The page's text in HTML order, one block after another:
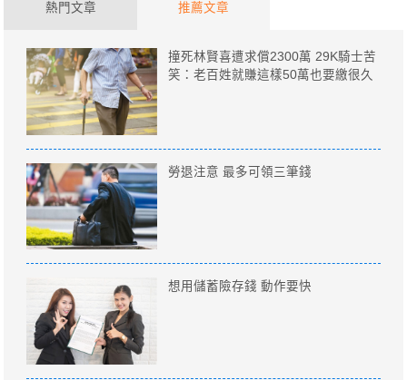
熱門文章 推薦文章
撞死林賢喜遭求償2300萬 29K騎士苦
笑：老百姓就賺這樣50萬也要繳很久
勞退注意 最多可領三筆錢
想用儲蓄險存錢 動作要快